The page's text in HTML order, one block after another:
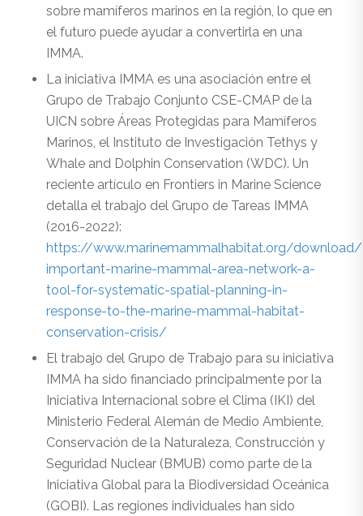
sobre mamíferos marinos en la región, lo que en
el futuro puede ayudar a convertirla en una
IMMA.
La iniciativa IMMA es una asociación entre el
Grupo de Trabajo Conjunto CSE-CMAP de la
UICN sobre Áreas Protegidas para Mamíferos
Marinos, el Instituto de Investigación Tethys y
Whale and Dolphin Conservation (WDC). Un
reciente artículo en Frontiers in Marine Science
detalla el trabajo del Grupo de Tareas IMMA
(2016-2022):
https://www.marinemammalhabitat.org/
important-marine-mammal-area-network-a-
tool-for-systematic-spatial-planning-in-
response-to-the-marine-mammal-habitat-
conservation-crisis/
El trabajo del Grupo de Trabajo para su iniciativa
IMMA ha sido financiado principalmente por la
Iniciativa Internacional sobre el Clima (IKI) del
Ministerio Federal Alemán de Medio Ambiente,
Conservación de la Naturaleza, Construcción y
Seguridad Nuclear (BMUB) como parte de la
Iniciativa Global para la Biodiversidad Oceánica
(GOBI). Las regiones individuales han sido